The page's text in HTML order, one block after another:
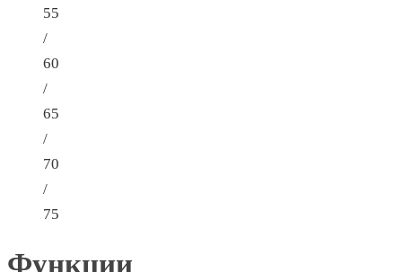
55
/
60
/
65
/
70
/
75
Функции